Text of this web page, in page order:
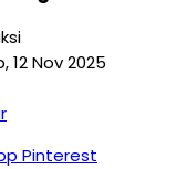
12 Nov 2025
Pinterest